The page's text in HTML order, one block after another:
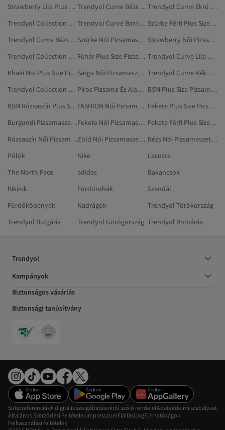
Strawberry Lila Plus Size Pizsamaszettek
Trendyol Curve Bézs Plus Size Pizsamaszettek
Trendyol Curve Ekrü Pizsamaszettek
Trendyol Collection Női Pizsamaszettek
Trendyol Curve Barna Plus Size Pizsamaszettek
Szürke Férfi Plus Size Pizsamaszettek
Trendyol Curve Bézs Pizsamaszettek
Szürke Női Pizsamaszettek
Strawberry Női Pizsamaszettek
Trendyol Collection Ekrü Plus Size Pizsamaszettek
Fehér Plus Size Pizsamaszettek
Trendyol Curve Lila Plus Size Pizsamaszettek
Khaki Női Plus Size Pizsamaszettek
Sárga Női Pizsamaszettek
Trendyol Curve Kék Plus Size Pizsamaszettek
Trendyol Collection Férfi Plus Size Pizsamaszettek
Piros Pizsama És Alsónemű
BSM Plus Size Pizsamaszettek
BSM Rózsaszín Plus Size Pizsamaszettek
FASHION Női Pizsamaszettek
Fekete Plus Size Pizsamaszettek
Burgundi Pizsamaszettek
Fekete Női Pizsamaszettek
Fekete Férfi Plus Size Pizsamaszettek
Rózsaszín Női Pizsamaszettek
Zöld Női Pizsamaszettek
Bézs Női Pizsamaszettek
Pólók
Nike
Lacoste
The North Face
adidas
Bakancsok
Bikinik
Fürdőruhák
Szandál
Fürdőköpenyek
Nadrágok
Trendyol Törökország
Trendyol Bulgária
Trendyol Görögország Trendyol Románia
Trendyol
Kampányok
Biztonságos vásárlás
Biztonsági tanúsítvány
SütipreferenciákA digitális szolgáltatásokról szóló rendeletAdatvédelmi szabályzat
Általános Szerződési FeltételekImpresszumElállási jogEU-hatóságok
Felhasználási feltételek